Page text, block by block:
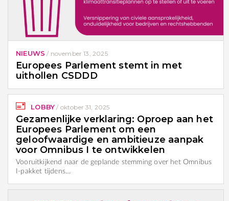
NIEUWS / november 13, 2025
Europees Parlement stemt in met
uithollen CSDDD
LOBBY / oktober 31, 2025
Gezamenlijke verklaring: Oproep aan het
Europees Parlement om een
geloofwaardige en ambitieuze aanpak
voor Omnibus I te ontwikkelen
Vooruitkijkend naar de geplande stemming over het Omnibus
I-pakket tijdens…